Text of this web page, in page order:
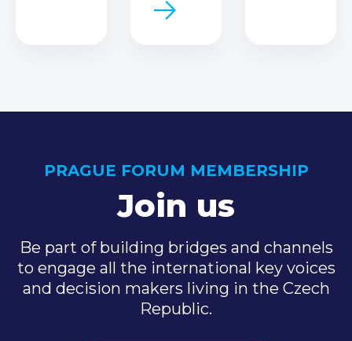
PRAGUE FORUM MEMBERSHIP
Join us
Be part of building bridges and channels
to engage all the international key voices
and decision makers living in the Czech
Republic.